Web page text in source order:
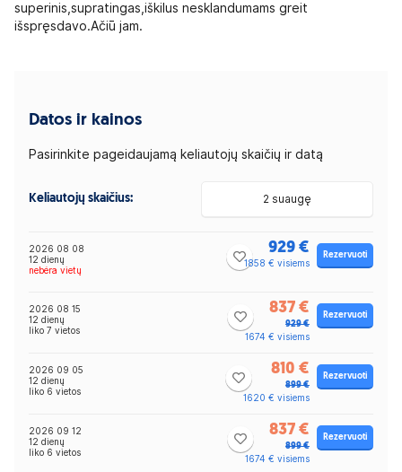
superinis,supratingas,iškilus nesklandumams greit
išspręsdavo.Ačiū jam.
Datos ir kainos
Pasirinkite pageidaujamą keliautojų skaičių ir datą
Keliautojų skaičius: 2 suaugę
2026 08 08
12 dienų
nebėra vietų
929 €
1858 € visiems
Rezervuoti
2026 08 15
12 dienų
liko 7 vietos
837 €
929 €
1674 € visiems
Rezervuoti
2026 09 05
12 dienų
liko 6 vietos
810 €
899 €
1620 € visiems
Rezervuoti
2026 09 12
12 dienų
liko 6 vietos
837 €
899 €
1674 € visiems
Rezervuoti